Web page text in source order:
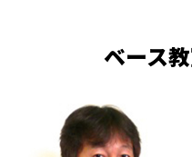
ベース